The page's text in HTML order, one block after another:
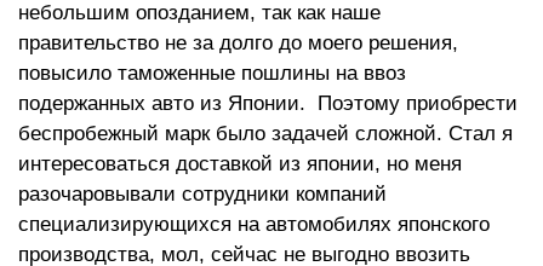
изменения фаз
газораспределения
небольшим опозданием, так как наше
правительство не за долго до моего решения,
повысило таможенные пошлины на ввоз
подержанных авто из Японии. Поэтому приобрести
беспробежный марк было задачей сложной. Стал я
интересоваться доставкой из японии, но меня
разочаровывали сотрудники компаний
специализирующихся на автомобилях японского
производства, мол, сейчас не выгодно ввозить